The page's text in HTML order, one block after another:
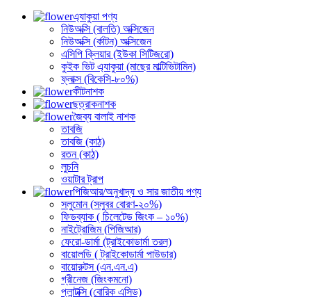
এ্যাকুয়া পণ্য
নিউঅক্সি (বালতি) অক্সিজেন
নিউঅক্সি (র্কাটন) অক্সিজেন
এসিপি ক্লিয়ার (ইউকা সিটিজরো)
কুইক ভিট এ্যাকুয়া (মাছের মাল্টিভিটামিন)
ফ্লাক্স (বিকেসি-৮০%)
কীটনাশক
ছত্রাকনাশক
জৈব্য বালাই নাশক
তাবজি
তাবজি (কাঠ)
রতন (কাঠ)
লুচনি
ওয়াটার ট্রাপ
পিজিআর/অনুখাদ্য ও সার জাতীয় পণ্য
সলুমোন (সলুবর বোরণ-২০%)
ফিডব্যাক ( চিলেটেড জিংক – ১০%)
নাইট্রোজিম (পিজিআর)
ফেরো-ডার্মা (ট্রাইকোডার্মা তরল)
বায়োলডি ( ট্রাইকোডার্মা পাউডার)
বায়োরুটস (এন.এন.এ)
গ্রীনেজ (জিংকমনো)
প্লান্টক্সি (বোরিক এসিড)